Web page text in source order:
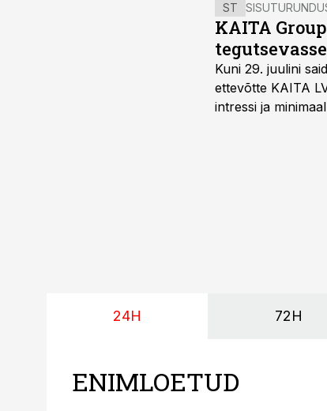
ST
KAITA
Kuni 29. juulini
ettevõtte KAITA
intressi ja
24H 72H
ENIMLOETUD